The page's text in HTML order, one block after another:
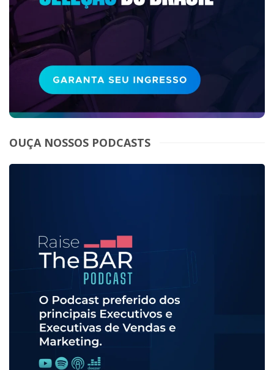
OUÇA NOSSOS PODCASTS